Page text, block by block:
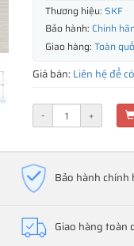
Thương hiệu: SKF
Bảo hành: Chính
Giao hàng: Toàn
Giá bán: Liên hệ để
- +
Bảo hành
Giao hàng toàn